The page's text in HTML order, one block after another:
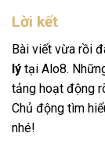
Lời kết
Bài viết vừa rồi
lý tại Alo8.
tảng hoạt động
Chủ động tìm
nhé!